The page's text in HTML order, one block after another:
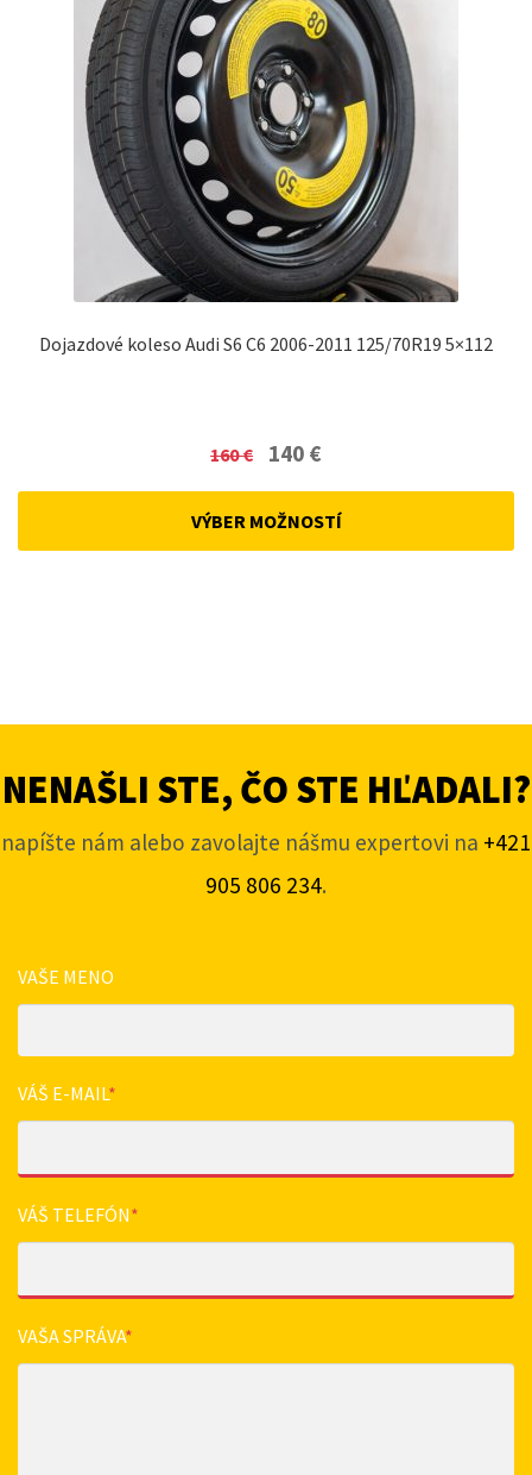
Dojazdové koleso Audi S6 C6 2006-2011 125/70R19 5×112
160€
Original
was:
140 €Current
VÝBER MOŽNOSTÍ
NENAŠLI STE, ČO STE HĽADALI?
napíšte nám alebo zavolajte nášmu expertovi na +421
905 806 234.
VAŠE MENO
VÁŠ E-MAIL*
VÁŠ TELEFÓN*
VAŠA SPRÁVA*